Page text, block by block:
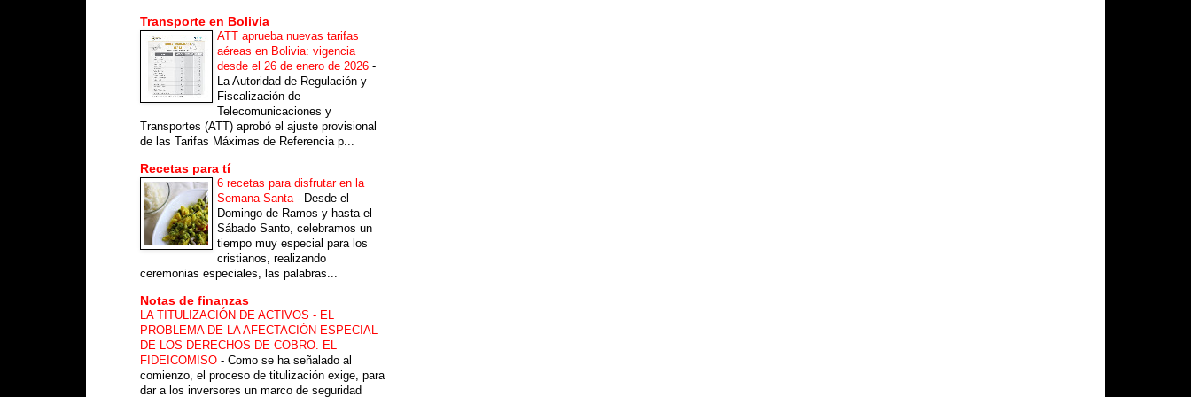
Transporte en Bolivia
ATT aprueba nuevas tarifas
aéreas en Bolivia: vigencia
desde el 26 de enero de 2026 -
La Autoridad de Regulación y
Fiscalización de
Telecomunicaciones y
Transportes (ATT) aprobó el ajuste provisional
de las Tarifas Máximas de Referencia p...
Recetas para tí
6 recetas para disfrutar en la
Semana Santa - Desde el
Domingo de Ramos y hasta el
Sábado Santo, celebramos un
tiempo muy especial para los
cristianos, realizando
ceremonias especiales, las palabras...
Notas de finanzas
LA TITULIZACIÓN DE ACTIVOS - EL
PROBLEMA DE LA AFECTACIÓN ESPECIAL
DE LOS DERECHOS DE COBRO. EL
FIDEICOMISO - Como se ha señalado al
comienzo, el proceso de titulización exige, para
dar a los inversores un marco de seguridad